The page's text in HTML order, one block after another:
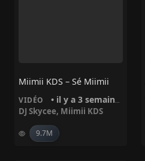
Miimii KDS – Sé Miimii
VIDÉO • il y a 3 semaines
DJ Skycee, Miimii KDS
9.7M